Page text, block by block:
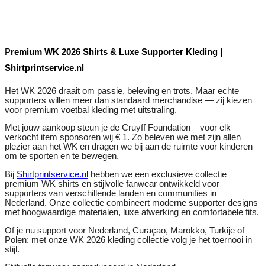
Premium WK 2026 Shirts & Luxe Supporter Kleding |
Shirtprintservice.nl
Het WK 2026 draait om passie, beleving en trots. Maar echte
supporters willen meer dan standaard merchandise — zij kiezen
voor premium voetbal kleding met uitstraling.
Met jouw aankoop steun je de Cruyff Foundation – voor elk
verkocht item sponsoren wij € 1. Zo beleven we met zijn allen
plezier aan het WK en dragen we bij aan de ruimte voor kinderen
om te sporten en te bewegen.
Bij Shirtprintservice.nl hebben we een exclusieve collectie
premium WK shirts en stijlvolle fanwear ontwikkeld voor
supporters van verschillende landen en communities in
Nederland. Onze collectie combineert moderne supporter designs
met hoogwaardige materialen, luxe afwerking en comfortabele fits.
Of je nu support voor Nederland, Curaçao, Marokko, Turkije of
Polen: met onze WK 2026 kleding collectie volg je het toernooi in
stijl.